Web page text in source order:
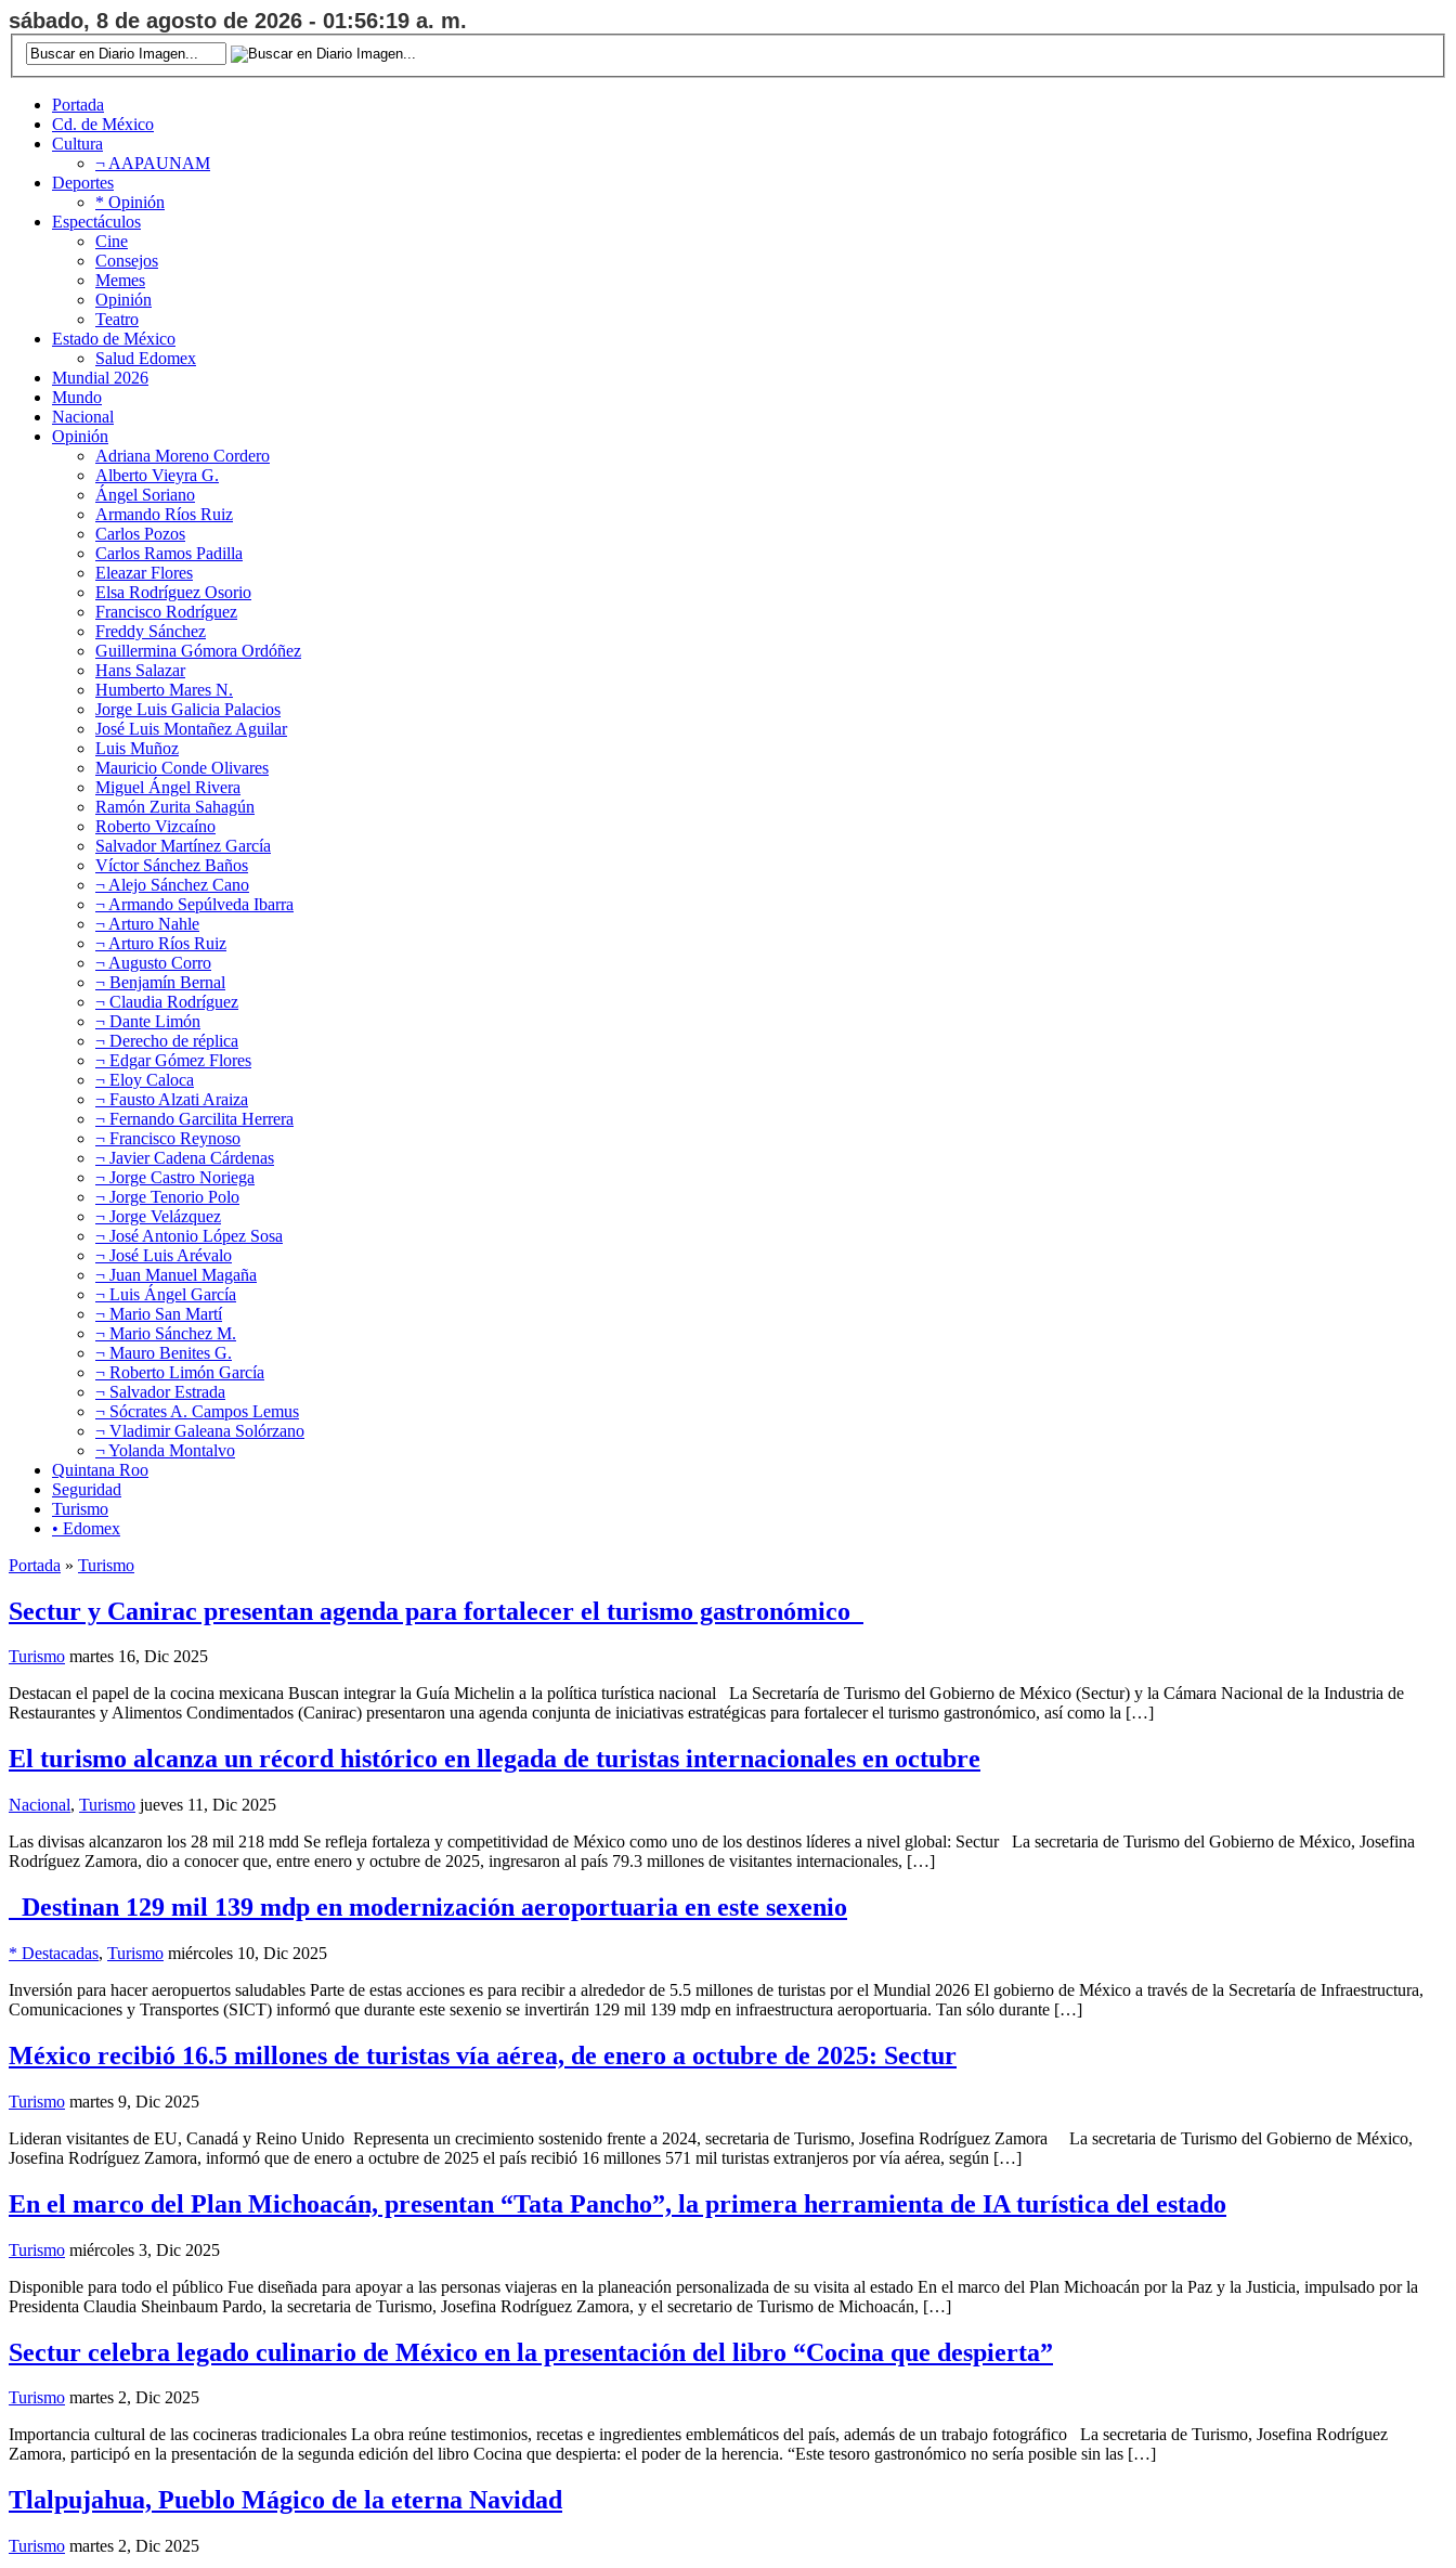
sábado, 8 de agosto de 2026 - 01:56:19 a. m.
Portada
Cd. de México
Cultura
¬ AAPAUNAM
Deportes
* Opinión
Espectáculos
Cine
Consejos
Memes
Opinión
Teatro
Estado de México
Salud Edomex
Mundial 2026
Mundo
Nacional
Opinión
Adriana Moreno Cordero
Alberto Vieyra G.
Ángel Soriano
Armando Ríos Ruiz
Carlos Pozos
Carlos Ramos Padilla
Eleazar Flores
Elsa Rodríguez Osorio
Francisco Rodríguez
Freddy Sánchez
Guillermina Gómora Ordóñez
Hans Salazar
Humberto Mares N.
Jorge Luis Galicia Palacios
José Luis Montañez Aguilar
Luis Muñoz
Mauricio Conde Olivares
Miguel Ángel Rivera
Ramón Zurita Sahagún
Roberto Vizcaíno
Salvador Martínez García
Víctor Sánchez Baños
¬ Alejo Sánchez Cano
¬ Armando Sepúlveda Ibarra
¬ Arturo Nahle
¬ Arturo Ríos Ruiz
¬ Augusto Corro
¬ Benjamín Bernal
¬ Claudia Rodríguez
¬ Dante Limón
¬ Derecho de réplica
¬ Edgar Gómez Flores
¬ Eloy Caloca
¬ Fausto Alzati Araiza
¬ Fernando Garcilita Herrera
¬ Francisco Reynoso
¬ Javier Cadena Cárdenas
¬ Jorge Castro Noriega
¬ Jorge Tenorio Polo
¬ Jorge Velázquez
¬ José Antonio López Sosa
¬ José Luis Arévalo
¬ Juan Manuel Magaña
¬ Luis Ángel García
¬ Mario San Martí
¬ Mario Sánchez M.
¬ Mauro Benites G.
¬ Roberto Limón García
¬ Salvador Estrada
¬ Sócrates A. Campos Lemus
¬ Vladimir Galeana Solórzano
¬ Yolanda Montalvo
Quintana Roo
Seguridad
Turismo
• Edomex
Portada » Turismo
Sectur y Canirac presentan agenda para fortalecer el turismo gastronómico
Turismo martes 16, Dic 2025
Destacan el papel de la cocina mexicana Buscan integrar la Guía Michelin a la política turística nacional La Secretaría de Turismo del Gobierno de México (Sectur) y la Cámara Nacional de la Industria de
Restaurantes y Alimentos Condimentados (Canirac) presentaron una agenda conjunta de iniciativas estratégicas para fortalecer el turismo gastronómico, así como la […]
El turismo alcanza un récord histórico en llegada de turistas internacionales en octubre
Nacional, Turismo jueves 11, Dic 2025
Las divisas alcanzaron los 28 mil 218 mdd Se refleja fortaleza y competitividad de México como uno de los destinos líderes a nivel global: Sectur La secretaria de Turismo del Gobierno de México, Josefina
Rodríguez Zamora, dio a conocer que, entre enero y octubre de 2025, ingresaron al país 79.3 millones de visitantes internacionales, […]
Destinan 129 mil 139 mdp en modernización aeroportuaria en este sexenio
* Destacadas, Turismo miércoles 10, Dic 2025
Inversión para hacer aeropuertos saludables Parte de estas acciones es para recibir a alrededor de 5.5 millones de turistas por el Mundial 2026 El gobierno de México a través de la Secretaría de Infraestructura,
Comunicaciones y Transportes (SICT) informó que durante este sexenio se invertirán 129 mil 139 mdp en infraestructura aeroportuaria. Tan sólo durante […]
México recibió 16.5 millones de turistas vía aérea, de enero a octubre de 2025: Sectur
Turismo martes 9, Dic 2025
Lideran visitantes de EU, Canadá y Reino Unido Representa un crecimiento sostenido frente a 2024, secretaria de Turismo, Josefina Rodríguez Zamora La secretaria de Turismo del Gobierno de México,
Josefina Rodríguez Zamora, informó que de enero a octubre de 2025 el país recibió 16 millones 571 mil turistas extranjeros por vía aérea, según […]
En el marco del Plan Michoacán, presentan “Tata Pancho”, la primera herramienta de IA turística del estado
Turismo miércoles 3, Dic 2025
Disponible para todo el público Fue diseñada para apoyar a las personas viajeras en la planeación personalizada de su visita al estado En el marco del Plan Michoacán por la Paz y la Justicia, impulsado por la
Presidenta Claudia Sheinbaum Pardo, la secretaria de Turismo, Josefina Rodríguez Zamora, y el secretario de Turismo de Michoacán, […]
Sectur celebra legado culinario de México en la presentación del libro “Cocina que despierta”
Turismo martes 2, Dic 2025
Importancia cultural de las cocineras tradicionales La obra reúne testimonios, recetas e ingredientes emblemáticos del país, además de un trabajo fotográfico La secretaria de Turismo, Josefina Rodríguez
Zamora, participó en la presentación de la segunda edición del libro Cocina que despierta: el poder de la herencia. “Este tesoro gastronómico no sería posible sin las […]
Tlalpujahua, Pueblo Mágico de la eterna Navidad
Turismo martes 2, Dic 2025